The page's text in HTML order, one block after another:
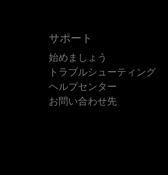
サポート
始めましょう
トラブルシューティング
ヘルプセンター
お問い合わせ先